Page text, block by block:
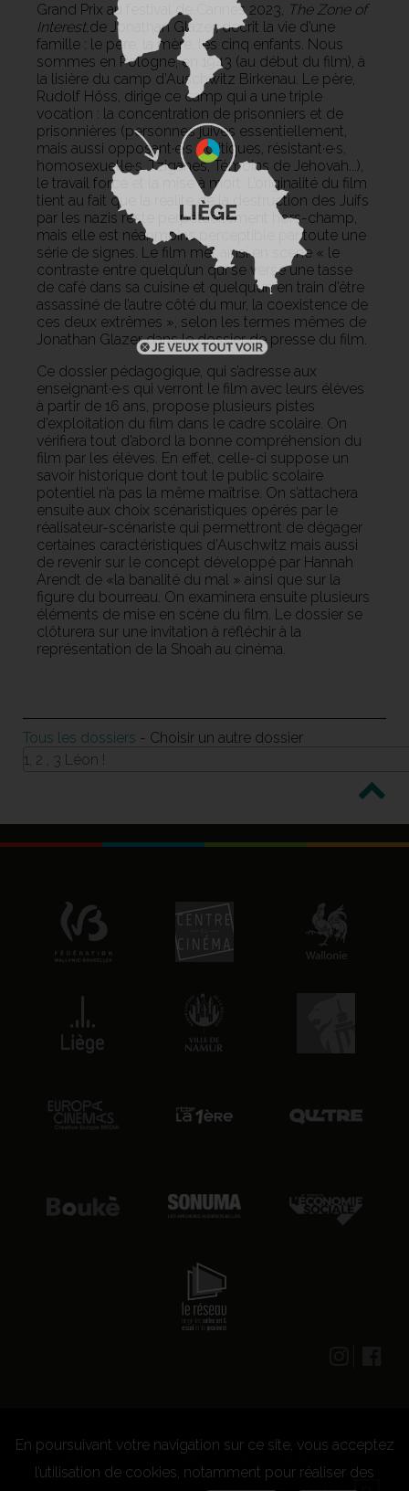
Grand Prix au festival de Cannes 2023, The Zone of
Interest, de Jonathan Glazer, décrit la vie d’une
famille : le père, la mère, les cinq enfants. Nous
sommes en Pologne, en 1943 (au début du film), à
la lisière du camp d’Auschwitz Birkenau. Le père,
Rudolf Höss, dirige ce camp qui a une triple
vocation : la concentration de prisonniers et de
prisonnières (personnes juives essentiellement,
mais aussi opposant·e·s politiques, résistant·e·s,
homosexuel·le·s, Tziganes, Témoins de Jehovah...),
le travail forcé et la mise à mort. L’originalité du film
tient au fait que la réalité de la destruction des Juifs
par les nazis reste perpétuellement hors-champ,
mais elle est néanmoins perceptible par toute une
série de signes. Le film met ainsi en scène « le
contraste entre quelqu’un qui se verse une tasse
de café dans sa cuisine et quelqu’un en train d’être
assassiné de l’autre côté du mur, la coexistence de
ces deux extrêmes », selon les termes mêmes de
Jonathan Glazer dans le dossier de presse du film.
Ce dossier pédagogique, qui s’adresse aux
enseignant·e·s qui verront le film avec leurs élèves
à partir de 16 ans, propose plusieurs pistes
d’exploitation du film dans le cadre scolaire. On
vérifiera tout d’abord la bonne compréhension du
film par les élèves. En effet, celle-ci suppose un
savoir historique dont tout le public scolaire
potentiel n’a pas la même maîtrise. On s’attachera
ensuite aux choix scénaristiques opérés par le
réalisateur-scénariste qui permettront de dégager
certaines caractéristiques d’Auschwitz mais aussi
de revenir sur le concept développé par Hannah
Arendt de «la banalité du mal » ainsi que sur la
figure du bourreau. On examinera ensuite plusieurs
éléments de mise en scène du film. Le dossier se
clôturera sur une invitation à réfléchir à la
représentation de la Shoah au cinéma.
Tous les dossiers - Choisir un autre dossier
1, 2 , 3 Léon !
© 2026 CENTRE CULTUREL LES GRIGNOUX ASBL -
Kit presse
Conditions générales d'utilisation
concours
En poursuivant votre navigation sur ce site, vous acceptez
l’utilisation de cookies, notamment pour réaliser des